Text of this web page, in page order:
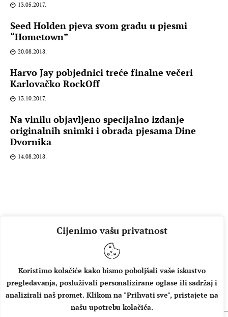
Cijenimo vašu privatnost
Koristimo kolačiće kako bismo poboljšali vaše iskustvo
pregledavanja, posluživali personalizirane oglase ili sadržaj i
analizirali naš promet. Klikom na "Prihvati sve", pristajete na
našu upotrebu kolačića.
13.05.2017.
Seed Holden pjeva svom gradu u pjesmi
“Hometown”
20.08.2018.
Harvo Jay pobjednici treće finalne večeri
Karlovačko RockOff
13.10.2017.
Na vinilu objavljeno specijalno izdanje
originalnih snimki i obrada pjesama Dine
Dvornika
14.08.2018.
O NAMA IMPRESSUM UVJETI KORIŠTENJA